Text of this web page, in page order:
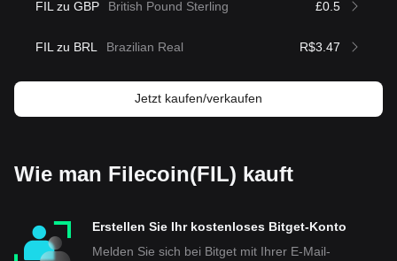
FIL zu GBP British Pound Sterling £0.5
FIL zu BRL Brazilian Real R$3.47
Jetzt kaufen/verkaufen
Wie man Filecoin(FIL) kauft
Erstellen Sie Ihr kostenloses Bitget-Konto
Melden Sie sich bei Bitget mit Ihrer E-Mail-